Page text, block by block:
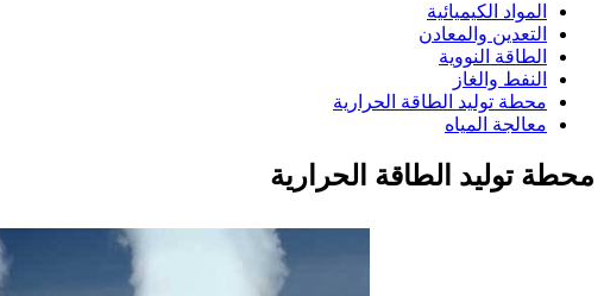
المواد الكيميائية
التعدين والمعادن
الطاقة النووية
النفط والغاز
محطة توليد الطاقة الحرارية
معالجة المياه
محطة توليد الطاقة الحرارية